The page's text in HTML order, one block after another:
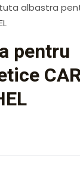
albastra
pentru